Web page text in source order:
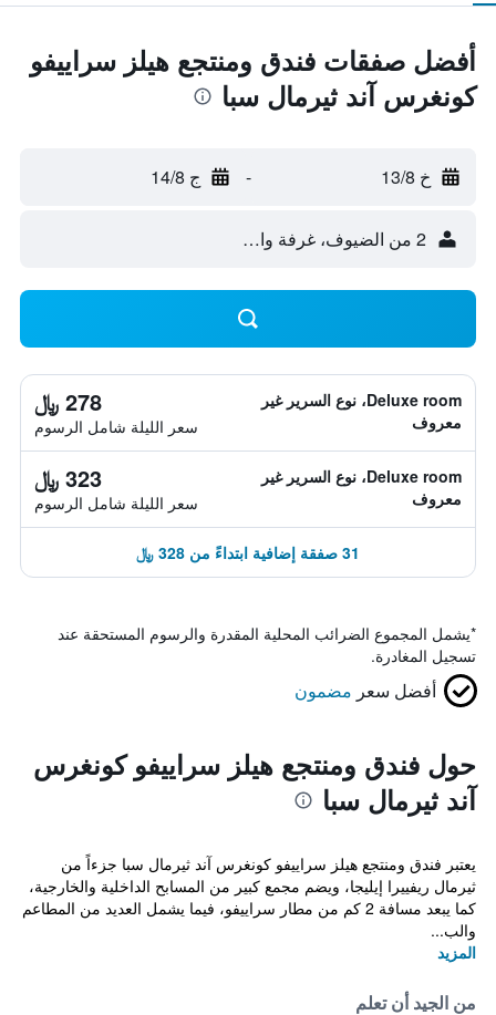
أفضل صفقات فندق ومنتجع هيلز سراييفو
كونغرس آند ثيرمال سبا
خ 13/8 - ج 14/8
2 من الضيوف، غرفة واحدة
Deluxe room، نوع السرير غير
معروف
278 ﷼
سعر الليلة شامل الرسوم
Deluxe room، نوع السرير غير
معروف
323 ﷼
سعر الليلة شامل الرسوم
31 صفقة إضافية ابتداءً من 328 ﷼
*يشمل المجموع الضرائب المحلية المقدرة والرسوم المستحقة عند
تسجيل المغادرة.
أفضل سعر مضمون
حول فندق ومنتجع هيلز سراييفو كونغرس
آند ثيرمال سبا
يعتبر فندق ومنتجع هيلز سراييفو كونغرس آند ثيرمال سبا جزءاً من
ثيرمال ريفييرا إيليجا، ويضم مجمع كبير من المسابح الداخلية والخارجية،
كما يبعد مسافة 2 كم من مطار سراييفو، فيما يشمل العديد من المطاعم
والب...
المزيد
من الجيد أن تعلم